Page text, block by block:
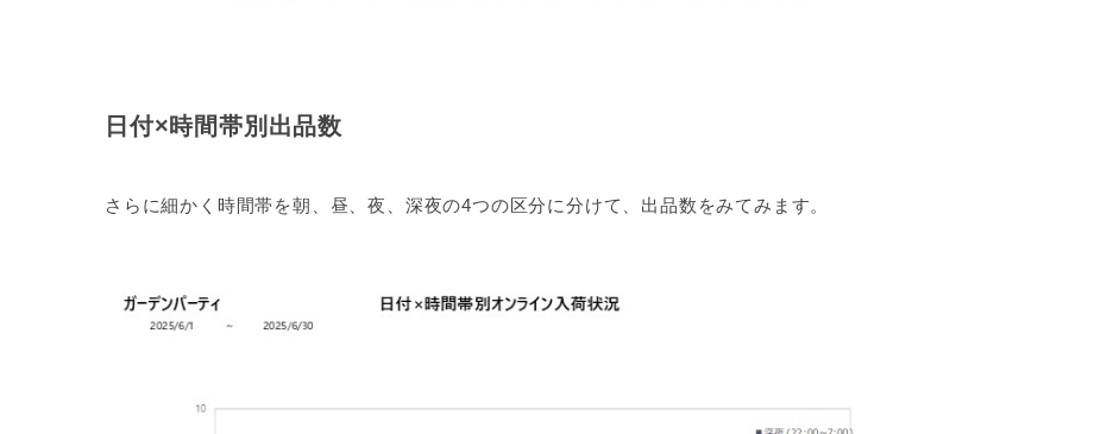
日付×時間帯別出品数
さらに細かく時間帯を朝、昼、夜、深夜の4つの区分に分けて、出品数をみてみます。